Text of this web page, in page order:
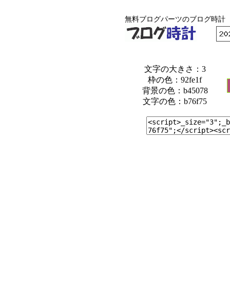
無料ブログパーツのブログ時計
文字の大きさ：3
枠の色：92fe1f
背景の色：b45078
文字の色：b76f75